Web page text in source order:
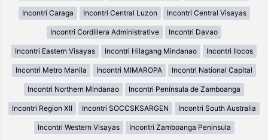
Incontri Caraga Incontri Central Luzon Incontri Central Visayas
Incontri Cordillera Administrative Incontri Davao
Incontri Eastern Visayas Incontri Hilagang Mindanao Incontri Ilocos
Incontri Metro Manila Incontri MIMAROPA Incontri National Capital
Incontri Northern Mindanao Incontri Península de Zamboanga
Incontri Region XII Incontri SOCCSKSARGEN Incontri South Australia
Incontri Western Visayas Incontri Zamboanga Peninsula